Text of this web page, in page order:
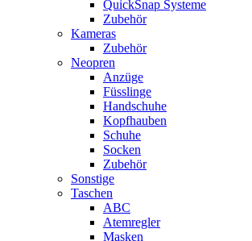
QuickSnap Systeme
Zubehör
Kameras
Zubehör
Neopren
Anzüge
Füsslinge
Handschuhe
Kopfhauben
Schuhe
Socken
Zubehör
Sonstige
Taschen
ABC
Atemregler
Masken